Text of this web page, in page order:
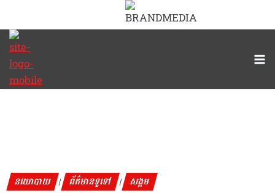
នយោបាយ | ព័ត៌មានទូទៅ | សង្គម